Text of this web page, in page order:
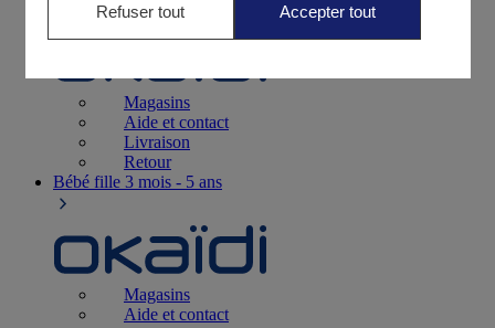
Magasins
Aide et contact
Livraison
Retour
Bébé fille 3 mois - 5 ans
Magasins
Aide et contact
Refuser tout Accepter tout